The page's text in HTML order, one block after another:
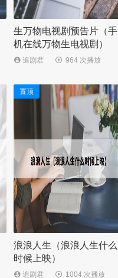
生万物电视剧预告片（手
机在线万物生电视剧）
追剧君 964 次播放
置顶
浪浪人生（浪浪人生什么
时候上映）
追剧君 1004 次播放